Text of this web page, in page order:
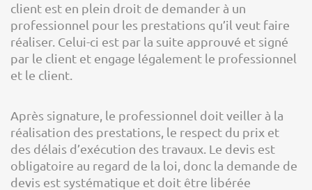
client est en plein droit de demander à un
professionnel pour les prestations qu’il veut faire
réaliser. Celui-ci est par la suite approuvé et signé
par le client et engage légalement le professionnel
et le client.
Après signature, le professionnel doit veiller à la
réalisation des prestations, le respect du prix et
des délais d’exécution des travaux. Le devis est
obligatoire au regard de la loi, donc la demande de
devis est systématique et doit être libérée